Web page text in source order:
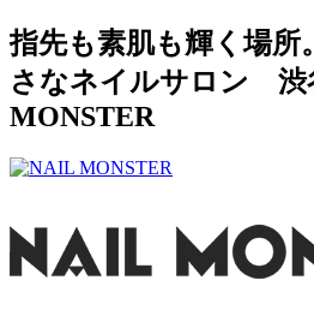
指先も素肌も輝く場所
さなネイルサロン 渋
MONSTER